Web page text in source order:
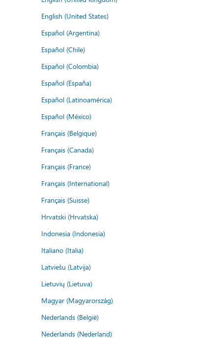
English (United States)
Español (Argentina)
Español (Chile)
Español (Colombia)
Español (España)
Español (Latinoamérica)
Español (México)
Français (Belgique)
Français (Canada)
Français (France)
Français (International)
Français (Suisse)
Hrvatski (Hrvatska)
Indonesia (Indonesia)
Italiano (Italia)
Latviešu (Latvija)
Lietuvių (Lietuva)
Magyar (Magyarország)
Nederlands (België)
Nederlands (Nederland)